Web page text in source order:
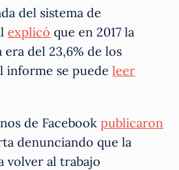
del sistema de
explicó que en 2017 la
del 23,6% de los
informe se puedeleer
de Facebookpublicaron
denunciando que la
volver al trabajo